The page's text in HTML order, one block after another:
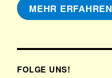
MEHR ERFAHREN
FOLGE UNS!